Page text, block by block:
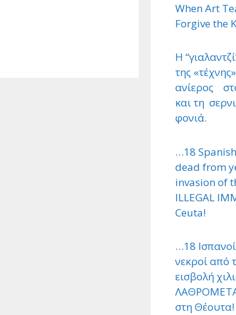
When Art
Forgive the
Η
της
ανίερος
και τη
φονιά.
…18
dead from
invasion of
ILLEGAL
Ceuta!
…18
νεκροί από
εισβολή
στη Θέουτα!